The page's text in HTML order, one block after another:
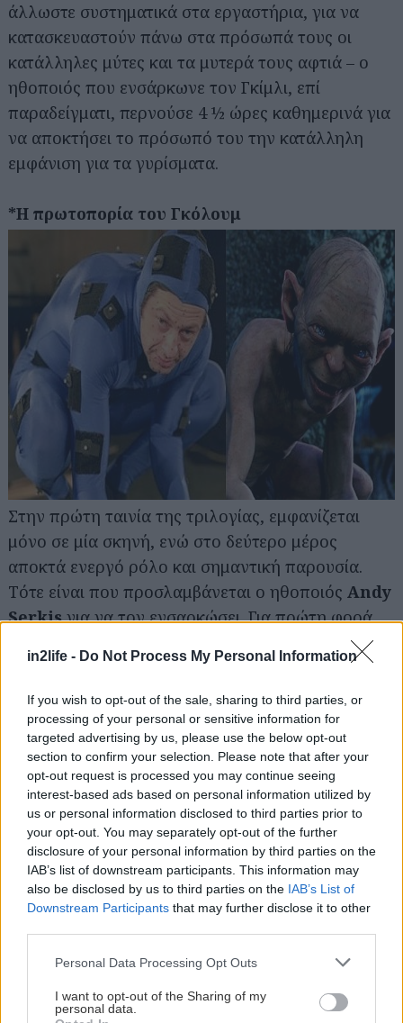
in2life - Do Not Process My Personal Information
If you wish to opt-out of the sale, sharing to third parties, or
processing of your personal or sensitive information for
targeted advertising by us, please use the below opt-out
section to confirm your selection. Please note that after your
opt-out request is processed you may continue seeing
interest-based ads based on personal information utilized by
us or personal information disclosed to third parties prior to
your opt-out. You may separately opt-out of the further
disclosure of your personal information by third parties on the
IAB’s list of downstream participants. This information may
also be disclosed by us to third parties on the IAB’s List of
Downstream Participants that may further disclose it to other
Please note that this website/app uses one or more Google
not limited to your visit or usage behaviour. You may click to
grant or deny consent to Google and its third-party tags to
Personal Data Processing Opt Outs
I want to opt-out of the Sharing of my
personal data.
άλλωστε συστηματικά στα εργαστήρια, για να
κατασκευαστούν πάνω στα πρόσωπά τους οι
κατάλληλες μύτες και τα μυτερά τους αφτιά – ο
ηθοποιός που ενσάρκωνε τον Γκίμλι, επί
παραδείγματι, περνούσε 4 ½ ώρες καθημερινά για
να αποκτήσει το πρόσωπό του την κατάλληλη
εμφάνιση για τα γυρίσματα.
*Η πρωτοπορία του Γκόλουμ
Στην πρώτη ταινία της τριλογίας, εμφανίζεται
μόνο σε μία σκηνή, ενώ στο δεύτερο μέρος
αποκτά ενεργό ρόλο και σημαντική παρουσία.
Τότε είναι που προσλαμβάνεται ο ηθοποιός Andy
Serkisγια να τον ενσαρκώσει. Για πρώτη φορά
στα κινηματογραφικά χρονικά εφαρμόζεται η
μέθοδος «Γκόλουμ» - δημιουργείται δηλαδή ένας
ήρωας CGI (από εικόνες που παράγονται σε
υπολογιστή) αλλά με την παρουσία ηθοποιού που
φορά ειδική στολή με πομπούς, για να λαμβάνεται
ψηφιακά η κίνησή του και να αποκτά η εικόνα
εξαιρετική αληθοφάνεια – η τεχνική ήταν ένα
μίγμα των πρωτοποριακών τεχνικώνmotion
capture και rotoanimation.Αν παρατηρήσετε
καλά, επίσης, το πρόσωπο του Γκόλουμ στο
πρώτο μέρος διαφέρει από αυτό στο δεύτερο,
καθώς προστέθηκαν αρκετά στοιχεία από το
ενσάρκωνε. Ο βασικός κορμός του Σμίγκολ,
πάντως, είχε για επιρροή του την… σωματοδομή